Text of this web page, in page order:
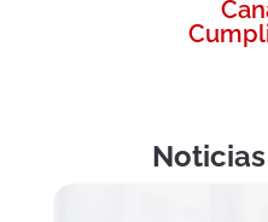
Noticias